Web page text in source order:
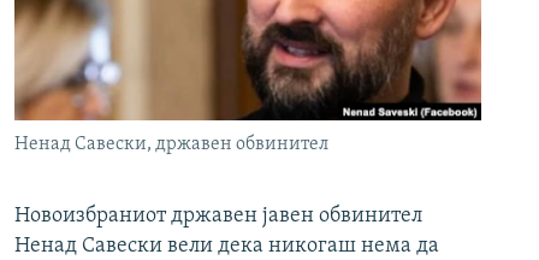
Ненад Савески, државен обвинител
Новоизбраниот државен јавен обвинител
Ненад Савески вели дека никогаш нема да